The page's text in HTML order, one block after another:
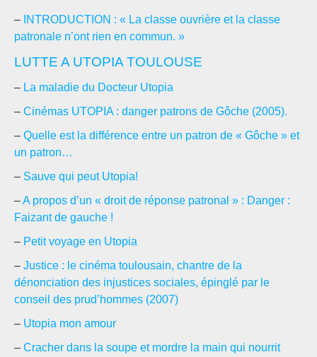
– INTRODUCTION : « La classe ouvrière et la classe
patronale n’ont rien en commun. »
LUTTE A UTOPIA TOULOUSE
– La maladie du Docteur Utopia
– Cinémas UTOPIA : danger patrons de Gôche (2005).
– Quelle est la différence entre un patron de « Gôche » et
un patron…
– Sauve qui peut Utopia!
–A propos d’un « droit de réponse patronal » : Danger :
Faizant de gauche !
– Petit voyage en Utopia
– Justice : le cinéma toulousain, chantre de la
dénonciation des injustices sociales, épinglé par le
conseil des prud’hommes (2007)
– Utopia mon amour
– Cracher dans la soupe et mordre la main qui nourrit